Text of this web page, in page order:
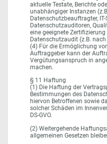
aktuelle Testate, Berichte
unabhängiger Instanzen
Datenschutzbeauftragter,
Datenschutzauditoren,
eine geeignete
Datenschutzaudit (z.B. nach
(4) Für die Ermöglichung
Auftraggeber kann der
Vergütungsanspruch in
machen.
§ 11 Haftung
(1) Die Haftung der
Bestimmungen des
hiervon Betroffenen sowie
solcher Schäden im
DS-GVO.
(2) Weitergehende
allgemeinen Gesetzen